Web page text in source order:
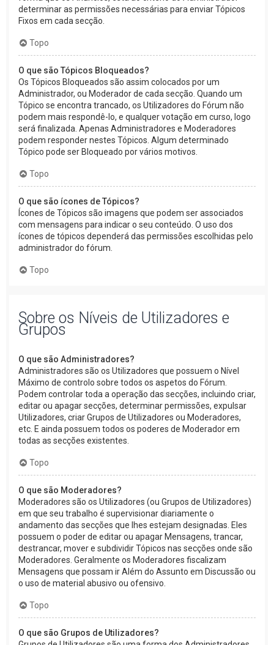
determinar as permissões necessárias para enviar Tópicos
Fixos em cada secção.
Topo
O que são Tópicos Bloqueados?
Os Tópicos Bloqueados são assim colocados por um
Administrador, ou Moderador de cada secção. Quando um
Tópico se encontra trancado, os Utilizadores do Fórum não
podem mais respondê-lo, e qualquer votação em curso, logo
será finalizada. Apenas Administradores e Moderadores
podem responder nestes Tópicos. Algum determinado
Tópico pode ser Bloqueado por vários motivos.
Topo
O que são ícones de Tópicos?
Ícones de Tópicos são imagens que podem ser associados
com mensagens para indicar o seu conteúdo. O uso dos
ícones de tópicos dependerá das permissões escolhidas pelo
administrador do fórum.
Topo
Sobre os Níveis de Utilizadores e
Grupos
O que são Administradores?
Administradores são os Utilizadores que possuem o Nível
Máximo de controlo sobre todos os aspetos do Fórum.
Podem controlar toda a operação das secções, incluindo criar,
editar ou apagar secções, determinar permissões, expulsar
Utilizadores, criar Grupos de Utilizadores ou Moderadores,
etc. E ainda possuem todos os poderes de Moderador em
todas as secções existentes.
Topo
O que são Moderadores?
Moderadores são os Utilizadores (ou Grupos de Utilizadores)
em que seu trabalho é supervisionar diariamente o
andamento das secções que lhes estejam designadas. Eles
possuem o poder de editar ou apagar Mensagens, trancar,
destrancar, mover e subdividir Tópicos nas secções onde são
Moderadores. Geralmente os Moderadores fiscalizam
Mensagens que possam ir Além do Assunto em Discussão ou
o uso de material abusivo ou ofensivo.
Topo
O que são Grupos de Utilizadores?